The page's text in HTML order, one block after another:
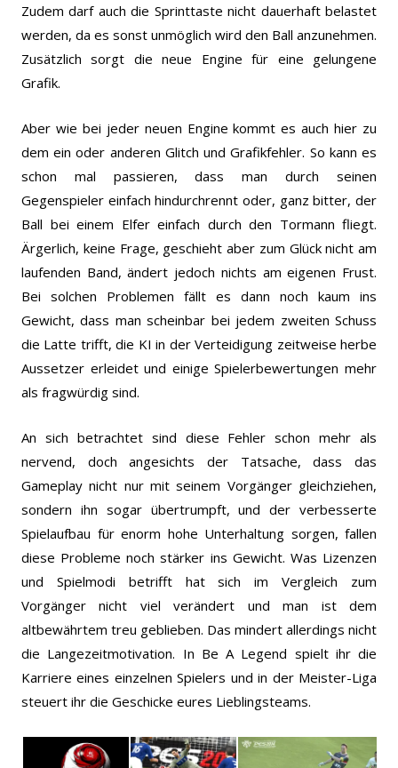
Zudem darf auch die Sprinttaste nicht dauerhaft belastet
werden, da es sonst unmöglich wird den Ball anzunehmen.
Zusätzlich sorgt die neue Engine für eine gelungene
Grafik.
Aber wie bei jeder neuen Engine kommt es auch hier zu
dem ein oder anderen Glitch und Grafikfehler. So kann es
schon mal passieren, dass man durch seinen
Gegenspieler einfach hindurchrennt oder, ganz bitter, der
Ball bei einem Elfer einfach durch den Tormann fliegt.
Ärgerlich, keine Frage, geschieht aber zum Glück nicht am
laufenden Band, ändert jedoch nichts am eigenen Frust.
Bei solchen Problemen fällt es dann noch kaum ins
Gewicht, dass man scheinbar bei jedem zweiten Schuss
die Latte trifft, die KI in der Verteidigung zeitweise herbe
Aussetzer erleidet und einige Spielerbewertungen mehr
als fragwürdig sind.
An sich betrachtet sind diese Fehler schon mehr als
nervend, doch angesichts der Tatsache, dass das
Gameplay nicht nur mit seinem Vorgänger gleichziehen,
sondern ihn sogar übertrumpft, und der verbesserte
Spielaufbau für enorm hohe Unterhaltung sorgen, fallen
diese Probleme noch stärker ins Gewicht. Was Lizenzen
und Spielmodi betrifft hat sich im Vergleich zum
Vorgänger nicht viel verändert und man ist dem
altbewährtem treu geblieben. Das mindert allerdings nicht
die Langezeitmotivation. In Be A Legend spielt ihr die
Karriere eines einzelnen Spielers und in der Meister-Liga
steuert ihr die Geschicke eures Lieblingsteams.